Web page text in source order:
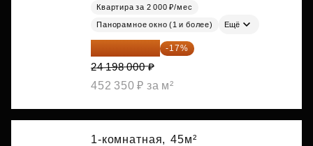
Квартира за 2 000 ₽/мес
Панорамное окно (1 и более) Ещё
20 084 340 ₽ -17%
24 198 000 ₽
452 350 ₽ за м²
1-комнатная, 45м²